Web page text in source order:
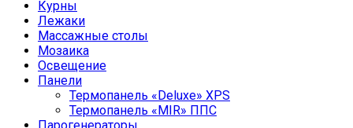
Курны
Лежаки
Массажные столы
Мозаика
Освещение
Панели
Термопанель «Deluxe» XPS
Термопанель «MIR» ППС